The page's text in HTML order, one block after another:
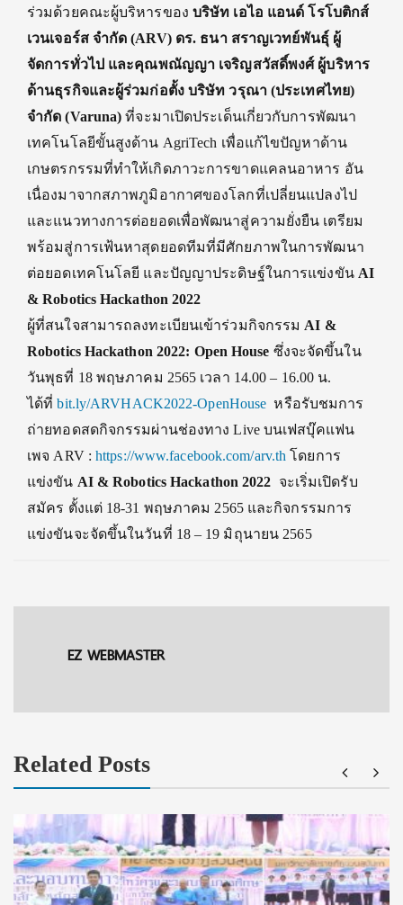
ร่วมด้วยคณะผู้บริหารของ บริษัท เอไอ แอนด์ โรโบติกส์
เวนเจอร์ส จำกัด (ARV) ดร. ธนา สราญเวทย์พันธุ์ ผู้
จัดการทั่วไป และคุณพณัญญา เจริญสวัสดิ์พงศ์ ผู้บริหาร
ด้านธุรกิจและผู้ร่วมก่อตั้ง บริษัท วรุณา (ประเทศไทย)
จำกัด (Varuna) ที่จะมาเปิดประเด็นเกี่ยวกับการพัฒนา
เทคโนโลยีขั้นสูงด้าน AgriTech เพื่อแก้ไขปัญหาด้าน
เกษตรกรรมที่ทำให้เกิดภาวะการขาดแคลนอาหาร อัน
เนื่องมาจากสภาพภูมิอากาศของโลกที่เปลี่ยนแปลงไป
และแนวทางการต่อยอดเพื่อพัฒนาสู่ความยั่งยืน เตรียม
พร้อมสู่การเฟ้นหาสุดยอดทีมที่มีศักยภาพในการพัฒนา
ต่อยอดเทคโนโลยี และปัญญาประดิษฐ์ในการแข่งขัน AI
& Robotics Hackathon 2022
ผู้ที่สนใจสามารถลงทะเบียนเข้าร่วมกิจกรรม AI &
Robotics Hackathon 2022: Open House ซึ่งจะจัดขึ้นใน
วันพุธที่ 18 พฤษภาคม 2565 เวลา 14.00 – 16.00 น.
ได้ที่bit.ly/ARVHACK2022-OpenHouse หรือรับชมการ
ถ่ายทอดสดกิจกรรมผ่านช่องทาง Live บนเฟสบุ๊คแฟน
เพจ ARV : https://www.facebook.com/arv.th โดยการ
แข่งขัน AI & Robotics Hackathon 2022 จะเริ่มเปิดรับ
สมัคร ตั้งแต่ 18-31 พฤษภาคม 2565 และกิจกรรมการ
แข่งขันจะจัดขึ้นในวันที่ 18 – 19 มิถุนายน 2565
EZ WEBMASTER
Related Posts